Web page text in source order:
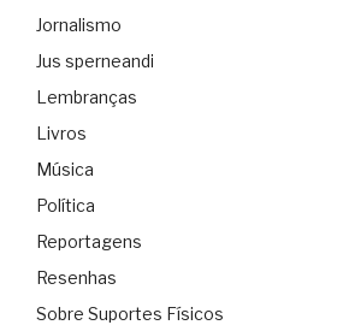
Jornalismo
Jus sperneandi
Lembranças
Livros
Música
Política
Reportagens
Resenhas
Sobre Suportes Físicos